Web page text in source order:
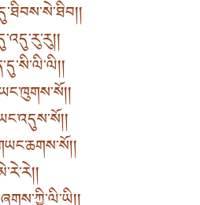
།
།
།
།
།
།
།